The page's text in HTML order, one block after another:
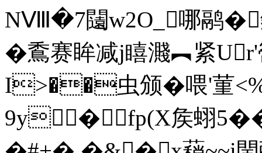
NⅧ�7闧w2O_哪鹝�
�穒赛眸减j瞦濺︻紧Ur'
I>��虫颁�喂'菫
9y�fp(X矦蛡5